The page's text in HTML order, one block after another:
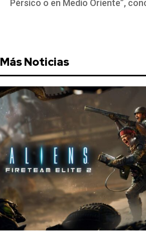
Pérsico o en Medio Oriente”,
Más Noticias